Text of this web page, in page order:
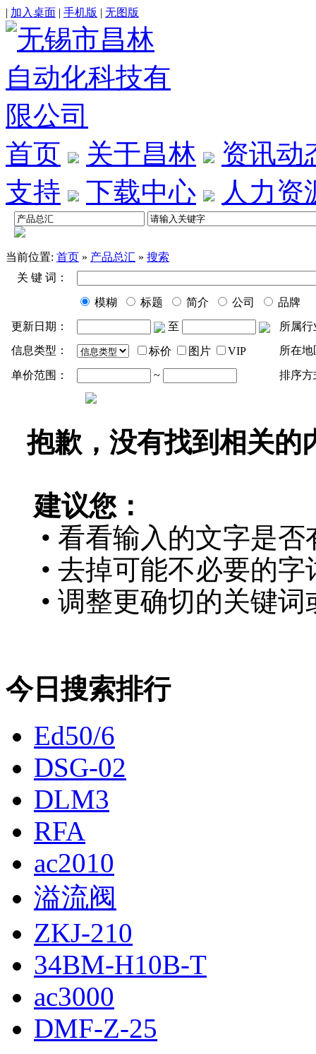
| 加入桌面 | 手机版 | 无图版
首页 关于昌林
资讯动
支持
下载中心 人力资
当前位置: 首页 » 产品总汇 » 搜索
关 键 词：
模糊 标题 简介 公司
品牌
更新日期：
至
所属行
信息类型：
标价 图片 VIP 所在地
单价范围： ~ 排序方
抱歉，没有找到相关的
建议您：
• 看看输入的文字是否
• 去掉可能不必要的字
• 调整更确切的关键
今日搜索排行
Ed50/6
DSG-02
DLM3
RFA
ac2010
溢流阀
ZKJ-210
34BM-H10B-T
ac3000
DMF-Z-25